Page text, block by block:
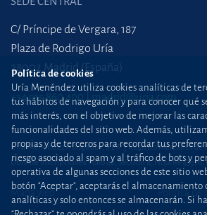
C/ Príncipe de Vergara, 187
Plaza de Rodrigo Uría
28002 Madrid (España)
+34 915 860 400 madrid@uria.com
Uría Menéndez Abogados, S.L.P. | Registro Mercantil de
Libro de Inscripciones Folio 42, Sección 8, Hoja M-43976.
Mapa web Política de
Política de cookies
Uría Menéndez utiliza cookies analíticas de
tus hábitos de navegación y para conocer qué
más interés, con el objetivo de mejorar las
funcionalidades del sitio web. Además,
propias y de terceros para recordar tus
riesgo asociado al spam y al tráfico de bots y
operativa de algunas secciones de este sitio
botón "Aceptar", aceptarás el almacenamiento
analíticas y solo entonces se almacenarán. Si